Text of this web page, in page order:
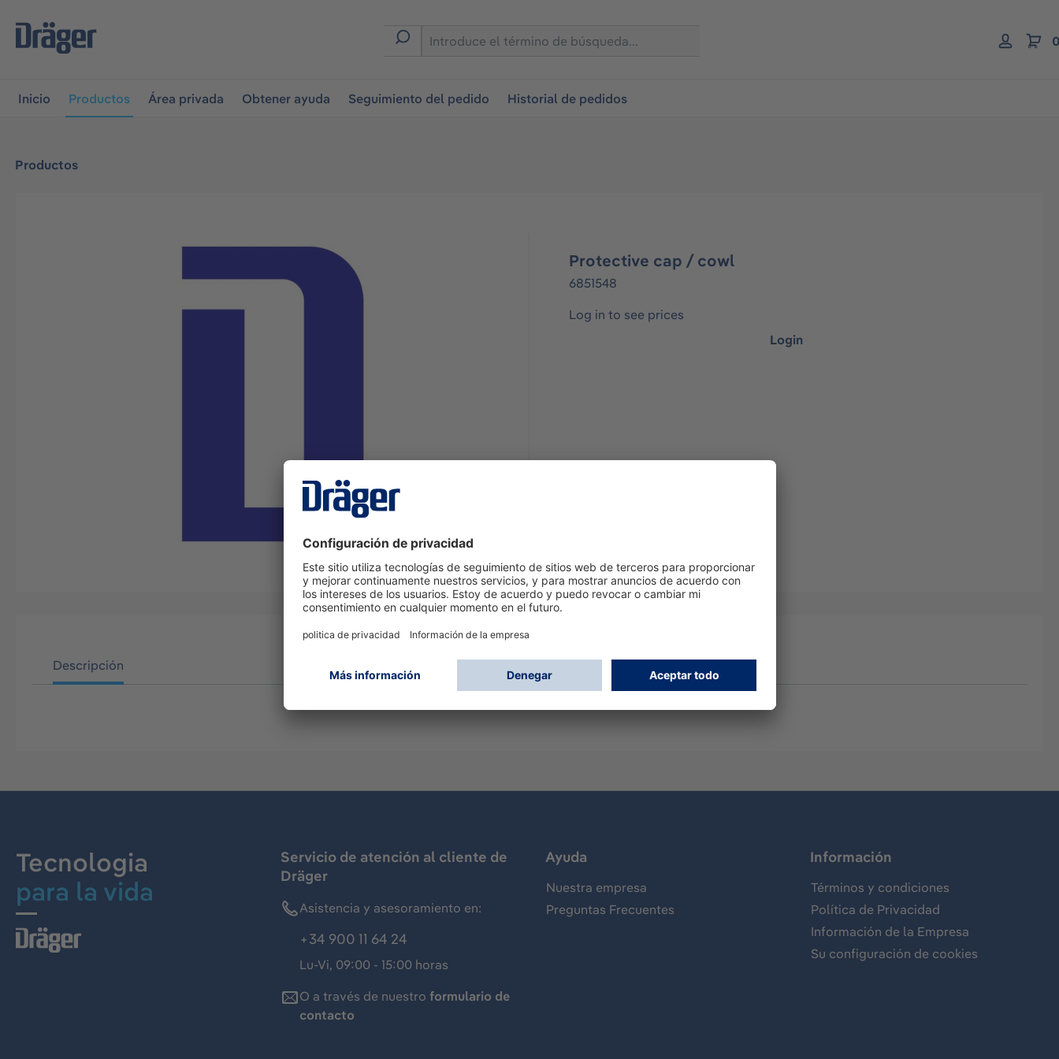
la navegación principal
Inicio Productos Área privada Obtener ayuda Seguimiento del pedido Historial de pedidos
Productos
Protective cap / cowl
6851548
Log in to see prices
Login
Descripción
Tecnologia
para la vida
Servicio de atención al cliente de
Dräger
Asistencia y asesoramiento en:
+34 900 11 64 24
Lu-Vi, 09:00 - 15:00 horas
O a través de nuestro formulario de
contacto
Ayuda
Nuestra empresa
Preguntas Frecuentes
Información
Términos y condiciones
Política de Privacidad
Información de la Empresa
Su configuración de cookies